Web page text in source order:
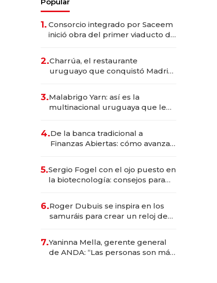
Popular
1. Consorcio integrado por Saceem
inició obra del primer viaducto de
millones
2.Charrúa, el restaurante
uruguayo que conquistó Madrid:
anticipación y prepara apertura
3.Malabrigo Yarn: así es la
multinacional uruguaya que le
4.De la banca tradicional a
Finanzas Abiertas: cómo avanza
5.Sergio Fogel con el ojo puesto en
la biotecnología: consejos para
6.Roger Dubuis se inspira en los
samuráis para crear un reloj de
7.Yaninna Mella, gerente general
de ANDA: “Las personas son más